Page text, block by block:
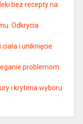
bez recepty na
Odkrycia
i uniknięcie
problemom
i kryteria wyboru